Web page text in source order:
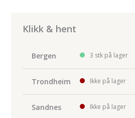
-32mm
hånd
Klikk & hent
Bergen 3 stk på lager
Trondheim Ikke på lager
Sandnes Ikke på lager